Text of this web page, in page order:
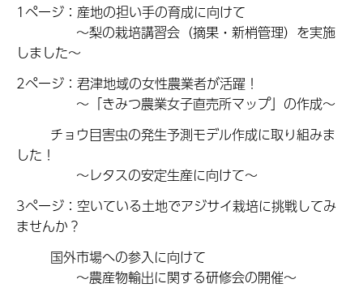
1ページ：産地の担い手の育成に向けて
〜梨の栽培講習会（摘果・新梢管理）を実施
しました〜
2ページ：君津地域の女性農業者が活躍！
〜「きみつ農業女子直売所マップ」の作成〜
チョウ目害虫の発生予測モデル作成に取り組みま
した！
〜レタスの安定生産に向けて〜
3ページ：空いている土地でアジサイ栽培に挑戦してみ
ませんか？
国外市場への参入に向けて
〜農産物輸出に関する研修会の開催～